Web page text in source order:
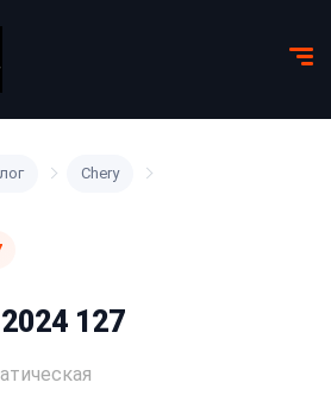
Chery
127